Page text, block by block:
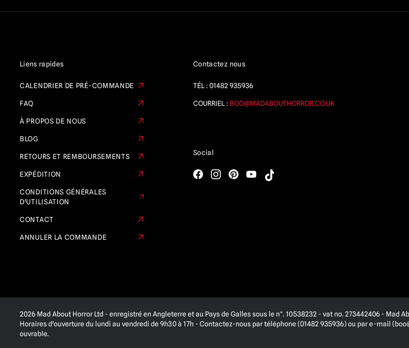
Liens rapides
CALENDRIER DE PRÉ-COMMANDE
FAQ
À PROPOS DE NOUS
BLOG
RETOURS ET REMBOURSEMENTS
EXPÉDITION
CONDITIONS GÉNÉRALES
D'UTILISATION
CONTACT
ANNULER LA COMMANDE
Contactez nous
TÉL : 01482 935936
COURRIEL : BOO@MADABOUTHORROR.CO.UK
Social
2026 Mad About Horror Ltd - enregistré en Angleterre et au Pays de Galles sous le n°. 10538232 - vat no. 273442406 - Mad
Horaires d'ouverture du lundi au vendredi de 9h30 à 17h - Contactez-nous par téléphone (01482 935936) ou par e-mail (
ouvrable.